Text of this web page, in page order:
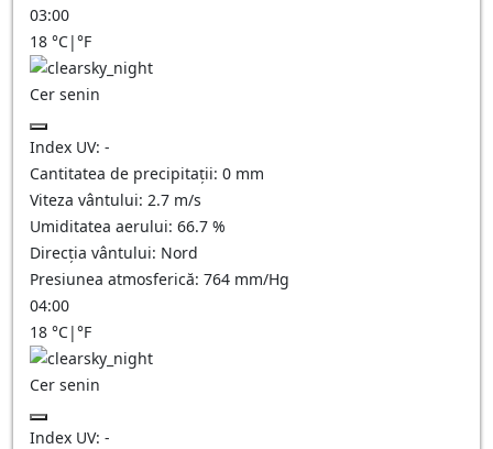
03:00
18 °C|°F
Cer senin
Index UV: -
Cantitatea de precipitații: 0 mm
Viteza vântului: 2.7 m/s
Umiditatea aerului: 66.7 %
Direcția vântului: Nord
Presiunea atmosferică: 764 mm/Hg
04:00
18 °C|°F
Cer senin
Index UV: -